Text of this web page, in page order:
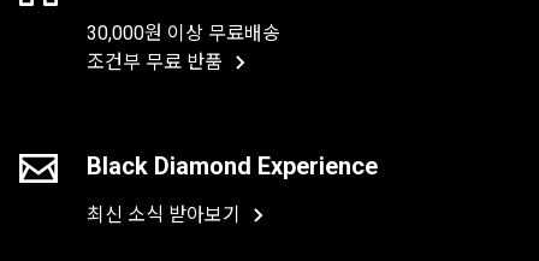
30,000원 이상 무료배송
조건부 무료 반품
Black Diamond Experience
최신 소식 받아보기